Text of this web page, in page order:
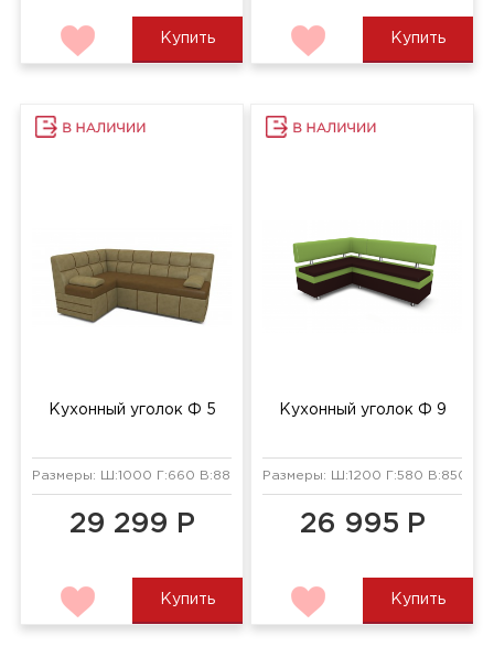
Купить Купить
Кухонный уголок Ф 5
Размеры: Ш:1000 Г:660 В:880 мм
29 299 Р
Купить
Кухонный уголок Ф 9
Размеры: Ш:1200 Г:580 В:850 мм
26 995 Р
Купить